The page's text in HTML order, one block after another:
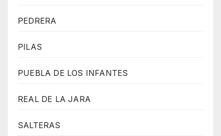
PEDRERA
PILAS
PUEBLA DE LOS INFANTES
REAL DE LA JARA
SALTERAS